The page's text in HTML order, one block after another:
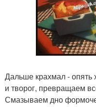
Дальше крахмал - опять
и творог, превращаем
Смазываем дно